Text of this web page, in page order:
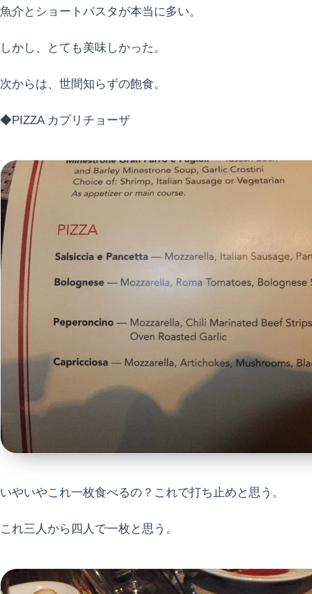
魚介とショートパスタが本当に多い。
しかし、とても美味しかった。
次からは、世間知らずの飽食。
◆PIZZA カプリチョーザ
いやいやこれ一枚食べるの？これで打ち止めと思う。
これ三人から四人で一枚と思う。